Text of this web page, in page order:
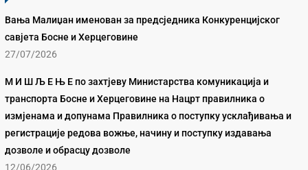
Вања Малиџан именован за предсједника Конкуренцијског
савјета Босне и Херцеговине
27/07/2026
М И Ш Љ Е Њ Е по захтјеву Министарства комуникација и
транспорта Босне и Херцеговине на Нацрт правилника о
измјенама и допунама Правилника о поступку усклађивања и
регистрације редова вожње, начину и поступку издавања
дозволе и обрасцу дозволе
12/06/2026